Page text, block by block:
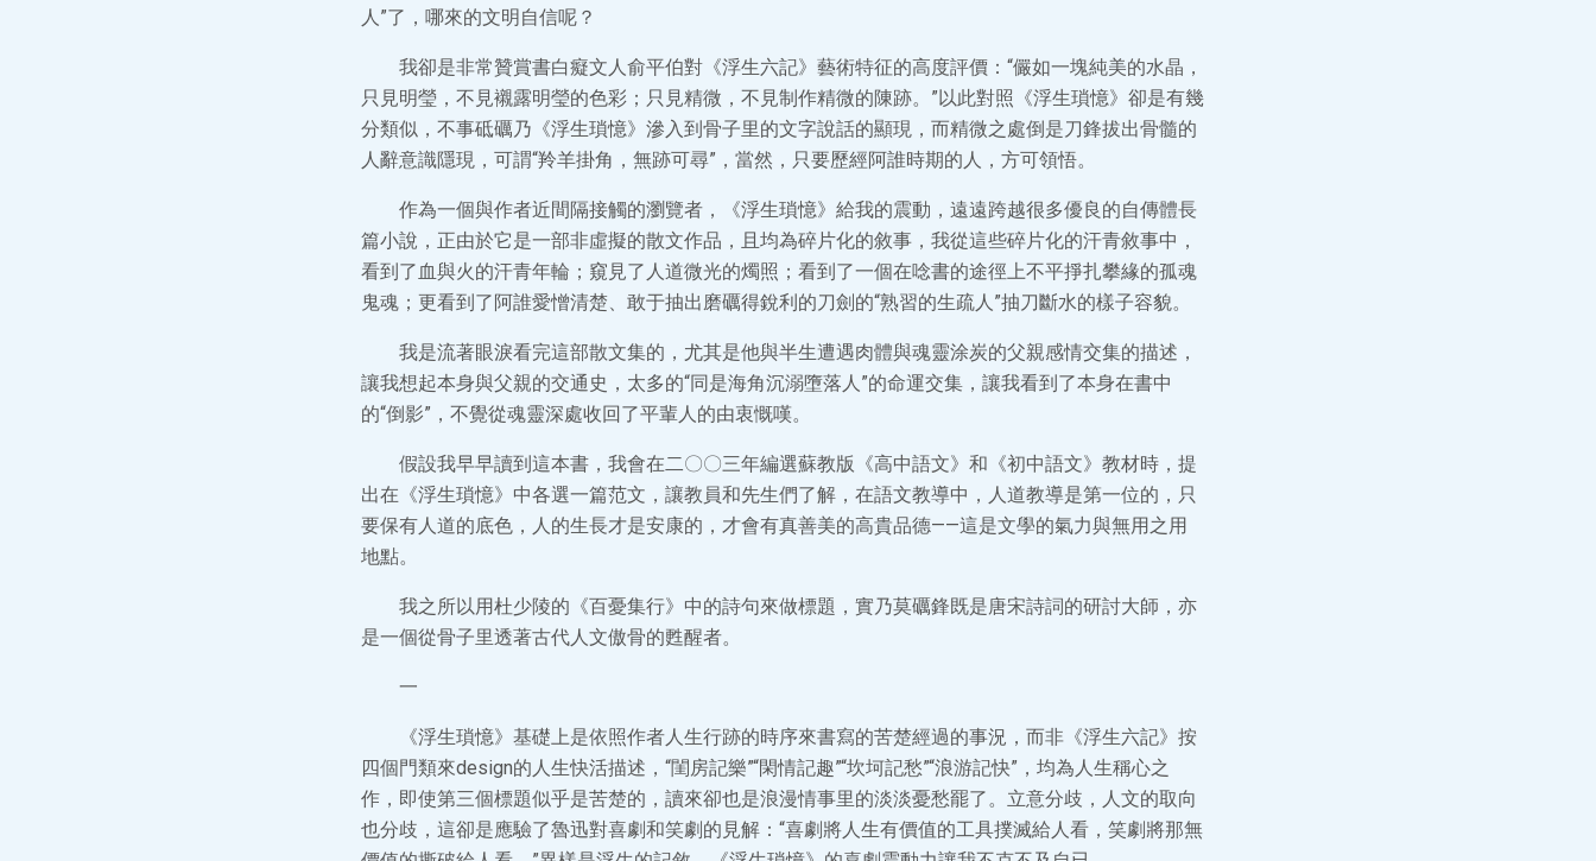
人”了，哪來的文明自信呢？
我卻是非常贊賞書白癡文人俞平伯對《浮生六記》藝術特征的高度評價：“儼如一塊純美的水晶，
只見明瑩，不見襯露明瑩的色彩；只見精微，不見制作精微的陳跡。”以此對照《浮生瑣憶》卻是有幾
分類似，不事砥礪乃《浮生瑣憶》滲入到骨子里的文字說話的顯現，而精微之處倒是刀鋒拔出骨髓的
人辭意識隱現，可謂“羚羊掛角，無跡可尋”，當然，只要歷經阿誰時期的人，方可領悟。
作為一個與作者近間隔接觸的瀏覽者，《浮生瑣憶》給我的震動，遠遠跨越很多優良的自傳體長
篇小說，正由於它是一部非虛擬的散文作品，且均為碎片化的敘事，我從這些碎片化的汗青敘事中，
看到了血與火的汗青年輪；窺見了人道微光的燭照；看到了一個在唸書的途徑上不平掙扎攀緣的孤魂
鬼魂；更看到了阿誰愛憎清楚、敢于抽出磨礪得銳利的刀劍的“熟習的生疏人”抽刀斷水的樣子容貌。
我是流著眼淚看完這部散文集的，尤其是他與半生遭遇肉體與魂靈涂炭的父親感情交集的描述，
讓我想起本身與父親的交通史，太多的“同是海角沉溺墮落人”的命運交集，讓我看到了本身在書中
的“倒影”，不覺從魂靈深處收回了平輩人的由衷慨嘆。
假設我早早讀到這本書，我會在二〇〇三年編選蘇教版《高中語文》和《初中語文》教材時，提
出在《浮生瑣憶》中各選一篇范文，讓教員和先生們了解，在語文教導中，人道教導是第一位的，只
要保有人道的底色，人的生長才是安康的，才會有真善美的高貴品德——這是文學的氣力與無用之用
地點。
我之所以用杜少陵的《百憂集行》中的詩句來做標題，實乃莫礪鋒既是唐宋詩詞的研討大師，亦
是一個從骨子里透著古代人文傲骨的甦醒者。
一
《浮生瑣憶》基礎上是依照作者人生行跡的時序來書寫的苦楚經過的事況，而非《浮生六記》按
四個門類來design的人生快活描述，“閨房記樂”“閑情記趣”“坎坷記愁”“浪游記快”，均為人生稱心之
作，即使第三個標題似乎是苦楚的，讀來卻也是浪漫情事里的淡淡憂愁罷了。立意分歧，人文的取向
也分歧，這卻是應驗了魯迅對喜劇和笑劇的見解：“喜劇將人生有價值的工具撲滅給人看，笑劇將那無